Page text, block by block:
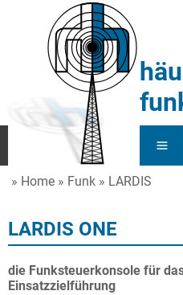
Home Funk LARDIS
LARDIS ONE
die Funksteuerkonsole für
Einsatzzielführung